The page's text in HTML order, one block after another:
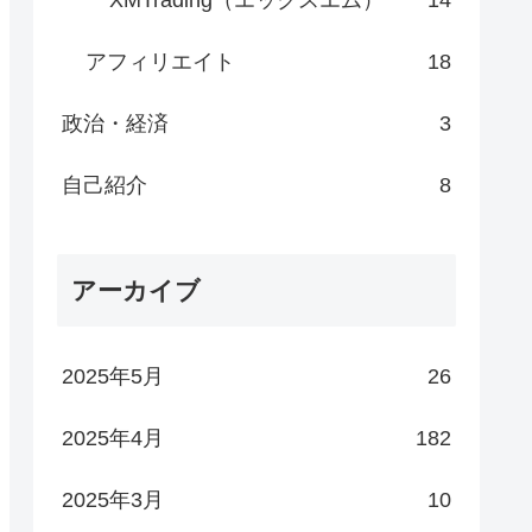
アフィリエイト 18
政治・経済 3
自己紹介 8
アーカイブ
2025年5月 26
2025年4月 182
2025年3月 10